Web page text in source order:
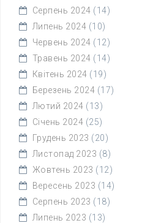
Серпень 2024 (14)
Липень 2024 (10)
Червень 2024 (12)
Травень 2024 (14)
Квітень 2024 (19)
Березень 2024 (17)
Лютий 2024 (13)
Січень 2024 (25)
Грудень 2023 (20)
Листопад 2023 (8)
Жовтень 2023 (12)
Вересень 2023 (14)
Серпень 2023 (18)
Липень 2023 (13)